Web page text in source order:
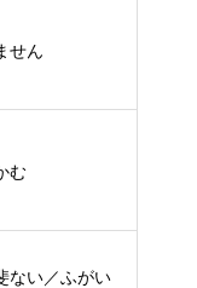
せん
む
ない／ふがい